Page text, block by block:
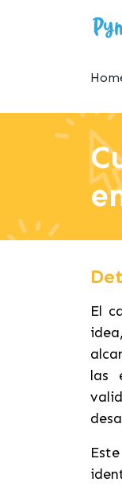
El
las